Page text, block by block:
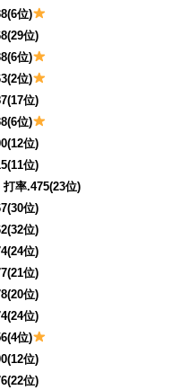
位)
位)
位)
位)
位)
位)
位)
位)
率.475(23位)
位)
位)
位)
位)
位)
位)
位)
位)
位)